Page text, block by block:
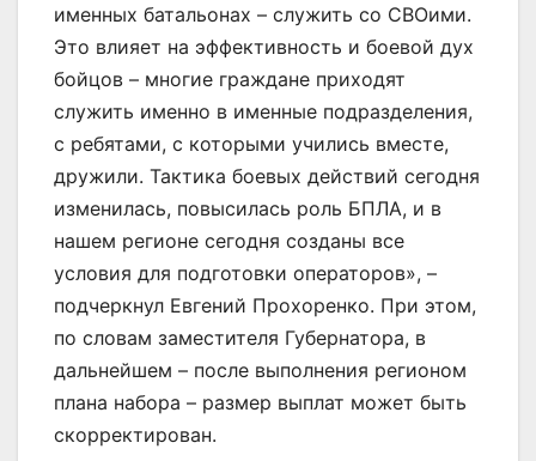
именных батальонах – служить со СВОими.
Это влияет на эффективность и боевой дух
бойцов – многие граждане приходят
служить именно в именные подразделения,
с ребятами, с которыми учились вместе,
дружили. Тактика боевых действий сегодня
изменилась, повысилась роль БПЛА, и в
нашем регионе сегодня созданы все
условия для подготовки операторов», –
подчеркнул Евгений Прохоренко. При этом,
по словам заместителя Губернатора, в
дальнейшем – после выполнения регионом
плана набора – размер выплат может быть
скорректирован.